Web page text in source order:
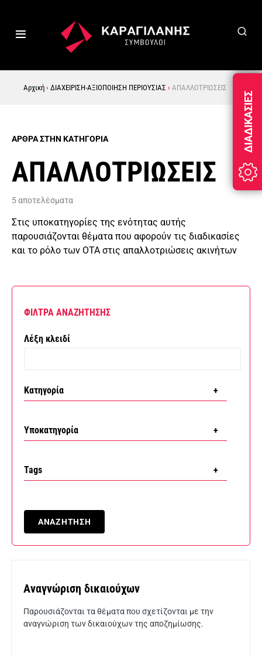
Αρχική › ΔΙΑΧΕΙΡΙΣΗ-ΑΞΙΟΠΟΙΗΣΗ ΠΕΡΙΟΥΣΙΑΣ › ΑΠΑΛΛΟΤΡΙΩΣΕΙΣ
ΆΡΘΡΑ ΣΤΗΝ ΚΑΤΗΓΟΡΊΑ
ΑΠΑΛΛΟΤΡΙΩΣΕΙΣ
5 αποτελέσματα
Στις υποκατηγορίες της ενότητας αυτής
παρουσιάζονται θέματα που αφορούν τις διαδικασίες
και το ρόλο των ΟΤΑ στις απαλλοτριώσεις ακινήτων
Αναγνώριση δικαιούχων
Παρουσιάζονται τα θέματα που σχετίζονται με την
αναγνώριση των δικαιούχων της αποζημίωσης.
ΦΙΛΤΡΑ ΑΝΑΖΗΤΗΣΗΣ
Λέξη κλειδί
Κατηγορία
Περιουσία
Υποκατηγορία
Tags
Κοινόχρηστη Περιουσία
ΔΙΑΔΙΚΑΣΊΕΣ